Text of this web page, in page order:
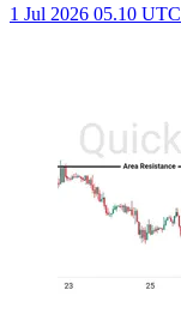
1 Jul 2026 05.10 UTC